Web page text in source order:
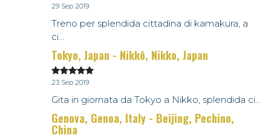
29 Sep 2019
Treno per splendida cittadina di kamakura, a
ci...
Tokyo, Japan - Nikkō, Nikko, Japan
23 Sep 2019
Gita in giornata da Tokyo a Nikko, splendida ci...
Genova, Genoa, Italy - Beijing, Pechino,
China